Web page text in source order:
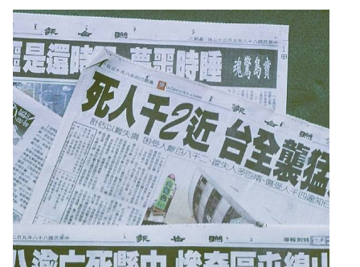
突
發
的
巨
變
或
許
是
天
意，
後
續
的
復
原